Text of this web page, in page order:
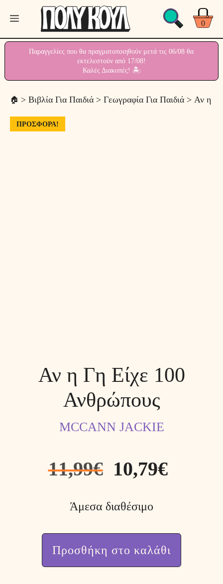
περιεχόμενο
0
Μενού
Παραγγελίες που θα πραγματοποιηθούν μετά τις 06/08 θα
εκτελεστούν από 17/08!
Καλές Διακοπές! 🏝
> Βιβλία Για Παιδιά > Γεωγραφία Για Παιδιά > Αν η
ΠΡΟΣΦΟΡΆ!
Αν η Γη Είχε 100
Ανθρώπους
MCCANN JACKIE
11,99€ 10,79€
Άμεσα διαθέσιμο
Προσθήκη στο καλάθι